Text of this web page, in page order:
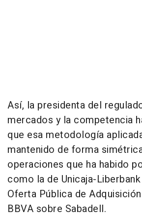
Así, la presidenta del
mercados y la competencia
que esa metodología
mantenido de forma
operaciones que ha habido
como la de Unicaja-
Oferta Pública de
BBVA sobre Sabadell.